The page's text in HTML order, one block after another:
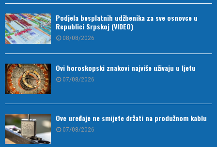
Podjela besplatnih udžbenika za sve osnovce u
Republici Srpskoj (VIDEO)
08/08/2026
Ovi horoskopski znakovi najviše uživaju u ljetu
07/08/2026
Ove uređaje ne smijete držati na produžnom kablu
07/08/2026